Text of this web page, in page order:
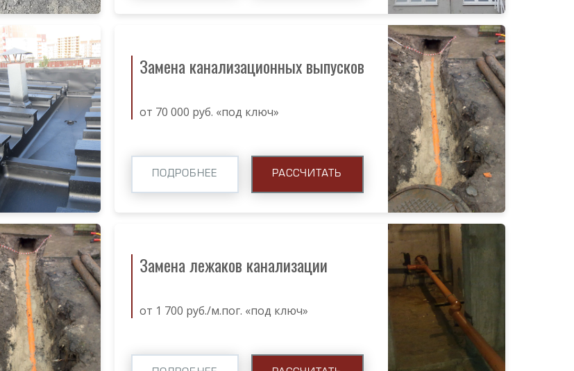
Замена канализационных выпусков
от 70 000 руб. «под ключ»
ПОДРОБНЕЕ РАССЧИТАТЬ
Замена лежаков канализации
от 1 700 руб./м.пог. «под ключ»